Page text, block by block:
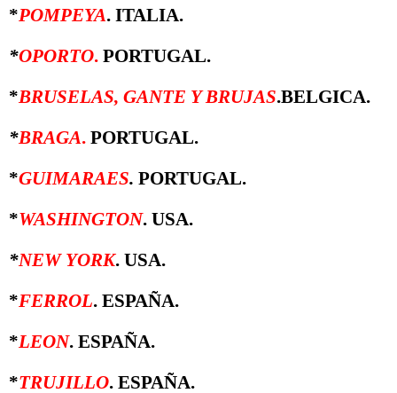
*POMPEYA. ITALIA.
*OPORTO. PORTUGAL.
*BRUSELAS, GANTE Y BRUJAS.BELGICA.
*BRAGA. PORTUGAL.
*GUIMARAES. PORTUGAL.
*WASHINGTON. USA.
*NEW YORK. USA.
*FERROL. ESPAÑA.
*LEON. ESPAÑA.
*TRUJILLO. ESPAÑA.